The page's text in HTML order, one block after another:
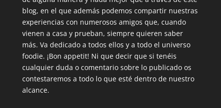
blog, en el que además podemos compartir nuestras
experiencias con numerosos amigos que, cuando
vienen a casa y prueban, siempre quieren saber
más. Va dedicado a todos ellos y a todo el universo
foodie. ¡Bon appetit! Ni que decir que si tenéis
cualquier duda o comentario sobre lo publicado os
contestaremos a todo lo que esté dentro de nuestro
alcance.